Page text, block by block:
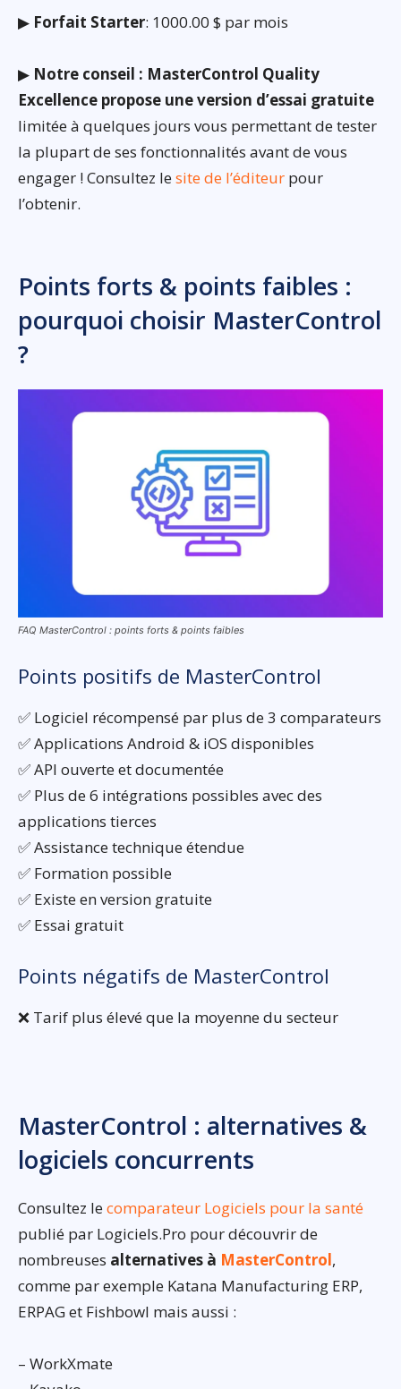
▶ Forfait Starter: 1000.00 $ par mois
▶ Notre conseil : MasterControl Quality
Excellence propose une version d’essai gratuite
limitée à quelques jours vous permettant de tester
la plupart de ses fonctionnalités avant de vous
engager ! Consultez lesite de l’éditeur pour
l’obtenir.
Points forts & points faibles :
pourquoi choisir MasterControl
?
FAQ MasterControl : points forts & points faibles
Points positifs de MasterControl
✅ Logiciel récompensé par plus de 3 comparateurs
✅ Applications Android & iOS disponibles
✅ API ouverte et documentée
✅ Plus de 6 intégrations possibles avec des
applications tierces
✅ Assistance technique étendue
✅ Formation possible
✅ Existe en version gratuite
✅ Essai gratuit
Points négatifs de MasterControl
❌ Tarif plus élevé que la moyenne du secteur
MasterControl : alternatives &
logiciels concurrents
Consultez lecomparateur Logiciels pour la santé
publié par Logiciels.Pro pour découvrir de
nombreuses alternatives à MasterControl,
comme par exemple Katana Manufacturing ERP,
ERPAG et Fishbowl mais aussi :
– WorkXmate